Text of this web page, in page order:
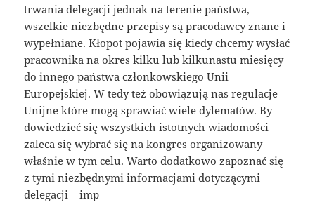
trwania delegacji jednak na terenie państwa,
wszelkie niezbędne przepisy są pracodawcy znane i
wypełniane. Kłopot pojawia się kiedy chcemy wysłać
pracownika na okres kilku lub kilkunastu miesięcy
do innego państwa członkowskiego Unii
Europejskiej. W tedy też obowiązują nas regulacje
Unijne które mogą sprawiać wiele dylematów. By
dowiedzieć się wszystkich istotnych wiadomości
zaleca się wybrać się na kongres organizowany
właśnie w tym celu. Warto dodatkowo zapoznać się
z tymi niezbędnymi informacjami dotyczącymi
delegacji – imp